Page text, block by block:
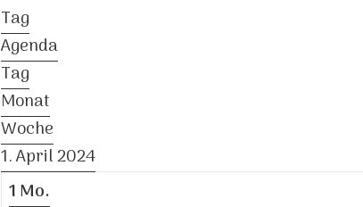
Tag
Agenda
Tag
Monat
Woche
1. April 2024
1Mo.